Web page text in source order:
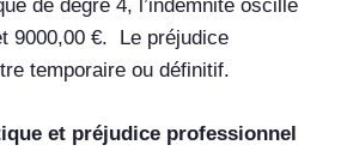
de degré 4, l’indemnité oscille
9000,00 €. Le préjudice
temporaire ou définitif.
et préjudice professionnel